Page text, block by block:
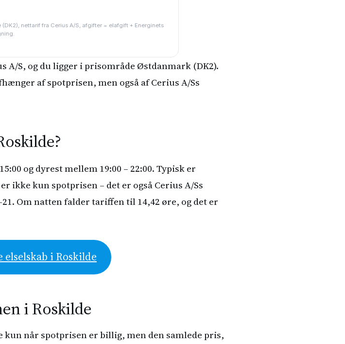
nettarif fra Cerius A/S, afgifter = elafgift + Energinets
A/S, og du ligger i prisområde Østdanmark (DK2).
af spotprisen, men også af Cerius A/Ss
og dyrest mellem 19:00 – 22:00. Typisk er
ikke kun spotprisen – det er også Cerius A/Ss
Om natten falder tariffen til 14,42 øre, og det er
elselskab i Roskilde
i Roskilde
når spotprisen er billig, men den samlede pris,